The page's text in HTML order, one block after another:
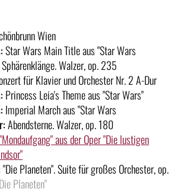
Wien
Star Wars Main Title aus "Star Wars
Sphärenklänge. Walzer, op. 235
für Klavier und Orchester Nr. 2 A-Dur
Princess Leia's Theme aus "Star Wars"
Imperial March aus "Star Wars
Abendsterne. Walzer, op. 180
"Mondaufgang" aus der Oper "Die lustigen
"Die Planeten". Suite für großes Orchester, op.
Planeten"